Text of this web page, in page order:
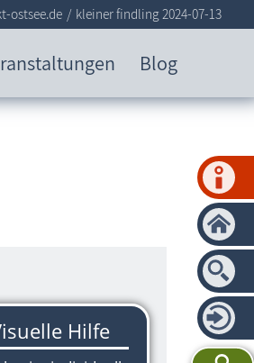
Blog
ostsee.de kleiner findling 2024-07-13